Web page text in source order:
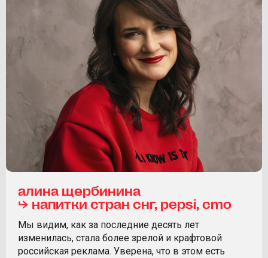
алина щербинина
⮡ напитки стран снг, pepsi, cmo
Мы видим, как за последние десять лет
изменилась, стала более зрелой и крафтовой
российская реклама. Уверена, что в этом есть